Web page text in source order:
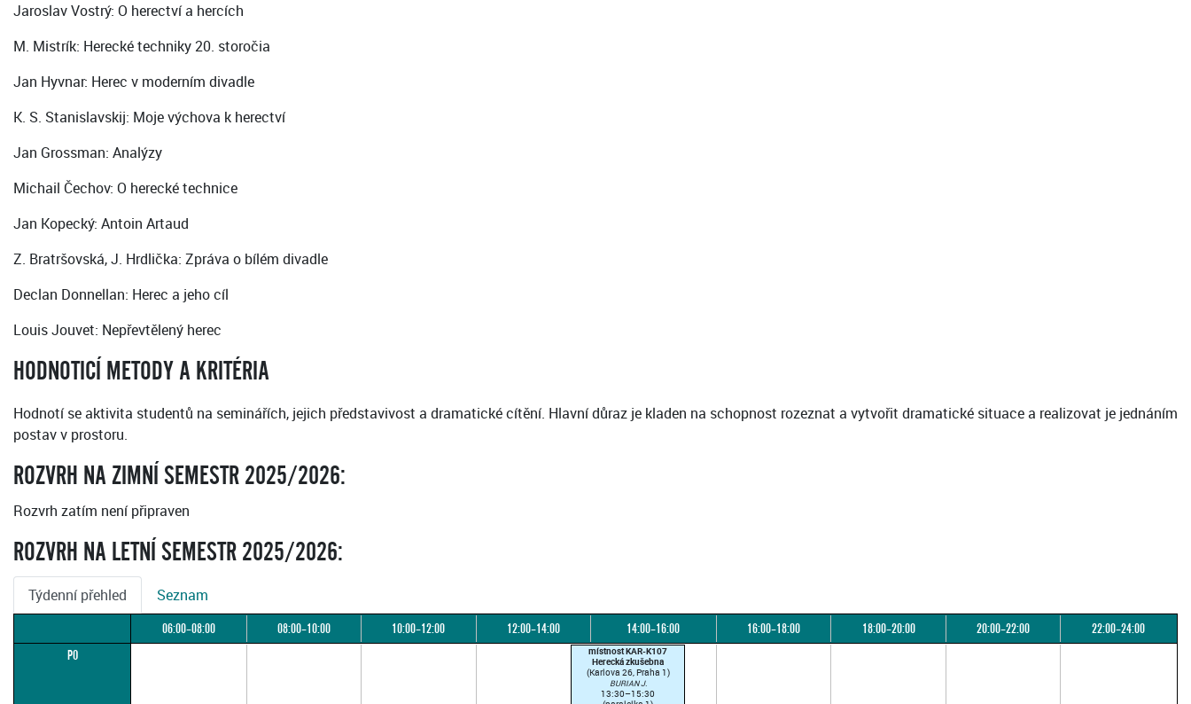
Jaroslav Vostrý: O herectví a hercích
M. Mistrík: Herecké techniky 20. storočia
Jan Hyvnar: Herec v moderním divadle
K. S. Stanislavskij: Moje výchova k herectví
Jan Grossman: Analýzy
Michail Čechov: O herecké technice
Jan Kopecký: Antoin Artaud
Z. Bratršovská, J. Hrdlička: Zpráva o bílém divadle
Declan Donnellan: Herec a jeho cíl
Louis Jouvet: Nepřevtělený herec
HODNOTICÍ METODY A KRITÉRIA
Hodnotí se aktivita studentů na seminářích, jejich představivost a dramatické cítění. Hlavní důraz je kladen na schopnost rozeznat a vytvořit dramatické situace a realizovat je jednáním
postav v prostoru.
ROZVRH NA ZIMNÍ SEMESTR 2025/2026:
Rozvrh zatím není připraven
ROZVRH NA LETNÍ SEMESTR 2025/2026:
Týdenní přehled Seznam
06:00–08:00 08:00–10:00 10:00–12:00 12:00–14:00 14:00–16:00 16:00–18:00 18:00–20:00 20:00–22:00
22:00–24:00
PO
místnost KAR-K107
Herecká zkušebna
(Karlova 26, Praha 1)
BURIAN J.
13:30–15:30